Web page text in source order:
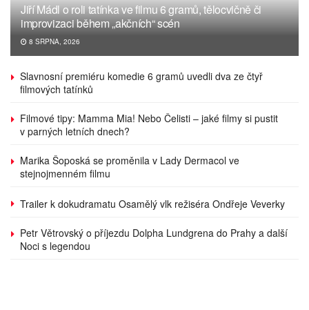
Jiří Mádl o roli tatínka ve filmu 6 gramů, tělocvičně či
improvizaci během „akčních“ scén
8 SRPNA, 2026
Slavnosní premiéru komedie 6 gramů uvedli dva ze čtyř
filmových tatínků
Filmové tipy: Mamma Mia! Nebo Čelisti – jaké filmy si pustit
v parných letních dnech?
Marika Šoposká se proměnila v Lady Dermacol ve
stejnojmenném filmu
Trailer k dokudramatu Osamělý vlk režiséra Ondřeje Veverky
Petr Větrovský o příjezdu Dolpha Lundgrena do Prahy a další
Noci s legendou